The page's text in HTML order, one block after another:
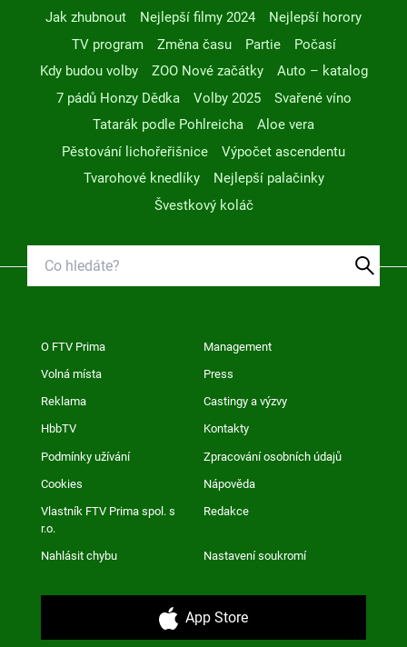
Jak zhubnout Nejlepší filmy 2024
Nejlepší horory
TV program
Změna času Partie
Počasí
Kdy budou volby
ZOO Nové začátky
Auto – katalog
7 pádů Honzy Dědka
Volby 2025
Svařené víno
Tatarák podle Pohlreicha
Aloe vera
Pěstování lichořeřišnice
Výpočet ascendentu
Tvarohové knedlíky
Nejlepší palačinky
Švestkový koláč
O FTV Prima Management
Volná místa Press
Reklama Castingy a výzvy
HbbTV Kontakty
Podmínky užívání Zpracování osobních údajů
Cookies Nápověda
Vlastník FTV Prima spol. s
r.o.
Redakce
Nahlásit chybu Nastavení soukromí
App Store